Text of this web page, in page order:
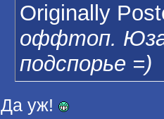
Originally
оффтоп.
подспорье =)
Да уж!